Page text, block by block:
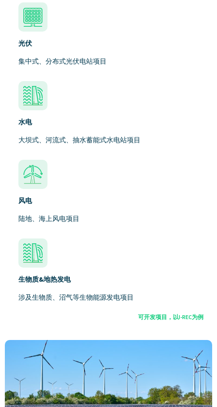
光伏
集中式、分布式光伏电站项目
水电
大坝式、河流式、抽水蓄能式水电站项目
风电
陆地、海上风电项目
生物质&地热发电
涉及生物质、沼气等生物能源发电项目
可开发项目，以I-REC为例